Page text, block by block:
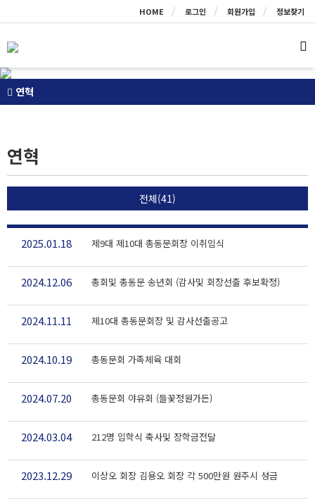
HOME 로그인 회원가입 정보찾기
연혁
연혁
전체(41)
2025.01.18 제9대 제10대 총동문회장 이취임식
2024.12.06 총회및 총동문 송년회 (감사및 회장선출 후보확정)
2024.11.11 제10대 총동문회장 및 감사선출공고
2024.10.19 총동문회 가족체육 대회
2024.07.20 총동문회 야유회 (들꽃정원가든)
2024.03.04 212명 입학식 축사및 장학금전달
2023.12.29 이상오 회장 김용오 회장 각 500만원 원주시 성금